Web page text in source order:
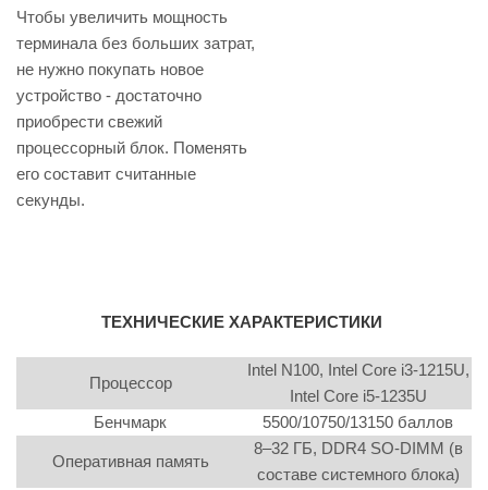
Чтобы увеличить мощность
терминала без больших затрат,
не нужно покупать новое
устройство - достаточно
приобрести свежий
процессорный блок. Поменять
его составит считанные
секунды.
ТЕХНИЧЕСКИЕ ХАРАКТЕРИСТИКИ
Процессор
Intel N100, Intel Core i3-1215U,
Intel Core i5-1235U
Бенчмарк
5500/10750/13150 баллов
Оперативная память
8–32 ГБ, DDR4 SO-DIMM (в
составе системного блока)